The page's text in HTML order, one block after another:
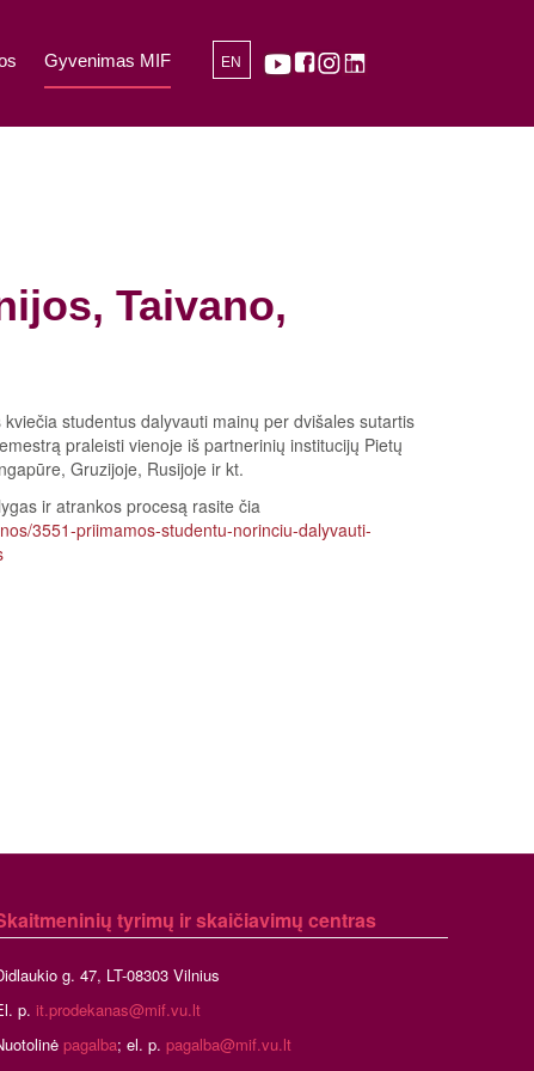
Gyvenimas MIF EN
Taivano,
studentus dalyvauti mainų per dvišales sutartis
praleisti vienoje iš partnerinių institucijų Pietų
Gruzijoje, Rusijoje ir kt.
ir atrankos procesą rasite čia
3551-priimamos-studentu-norinciu-dalyvauti-
tyrimų ir skaičiavimų centras
g. 47, LT-08303 Vilnius
p. it.prodekanas@mif.vu.lt
pagalba; el. p. pagalba@mif.vu.lt